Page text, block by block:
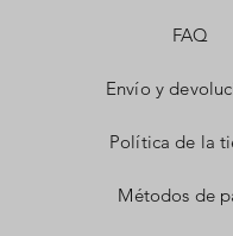
FAQ
Envío y
Política de la
Métodos de